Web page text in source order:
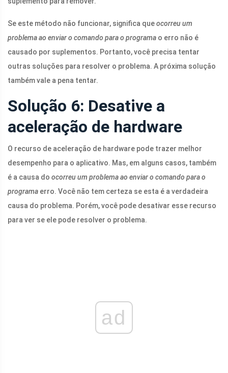
Se este método não funcionar, significa queocorreu um
problema ao enviar o comando para o programa o erro não é
causado por suplementos. Portanto, você precisa tentar
outras soluções para resolver o problema. A próxima solução
também vale a pena tentar.
Solução 6: Desative a
aceleração de hardware
O recurso de aceleração de hardware pode trazer melhor
desempenho para o aplicativo. Mas, em alguns casos, também
é a causa do ocorreu um problema ao enviar o comando para o
programa erro. Você não tem certeza se esta é a verdadeira
causa do problema. Porém, você pode desativar esse recurso
para ver se ele pode resolver o problema.
ad